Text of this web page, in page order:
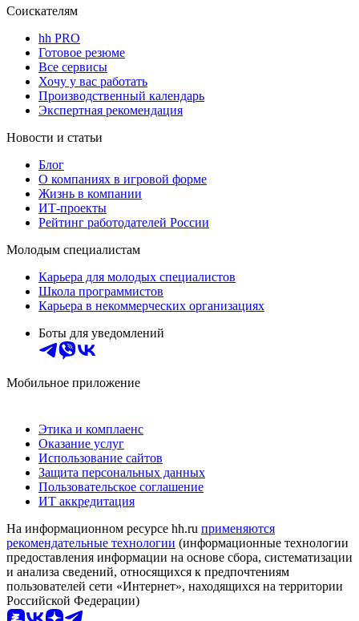
Соискателям
hh PRO
Готовое резюме
Все сервисы
Хочу у вас работать
Производственный календарь
Экспертная рекомендация
Новости и статьи
Блог
О компаниях в игровой форме
Жизнь в компании
ИТ-проекты
Рейтинг работодателей России
Молодым специалистам
Карьера для молодых специалистов
Школа программистов
Карьера в некоммерческих организациях
Боты для уведомлений
Мобильное приложение
Этика и комплаенс
Оказание услуг
Использование сайтов
Защита персональных данных
Пользовательское соглашение
ИТ аккредитация
На информационном ресурсе hh.ru применяются
рекомендательные технологии (информационные технологии
предоставления информации на основе сбора, систематизации
и анализа сведений, относящихся к предпочтениям
пользователей сети «Интернет», находящихся на территории
Российской Федерации)